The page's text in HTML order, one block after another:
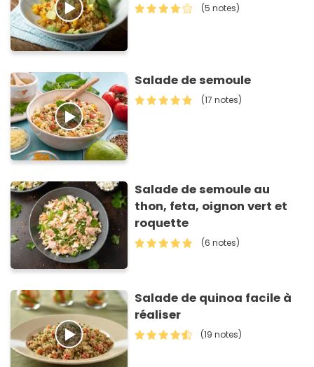
(5 notes)
Salade de semoule
(17 notes)
Salade de semoule au
thon, feta, oignon vert et
roquette
(6 notes)
Salade de quinoa facile à
réaliser
(19 notes)